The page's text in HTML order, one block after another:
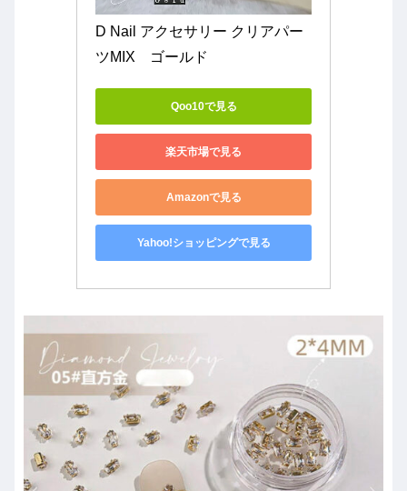
D Nail アクセサリー クリアパー
ツMIX　ゴールド
Qoo10で見る
楽天市場で見る
Amazonで見る
Yahoo!ショッピングで見る